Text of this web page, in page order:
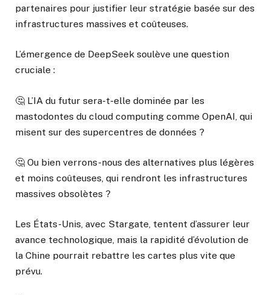
partenaires pour justifier leur stratégie basée sur des
infrastructures massives et coûteuses.
L’émergence de DeepSeek soulève une question
cruciale :
🤔 L’IA du futur sera-t-elle dominée par les
mastodontes du cloud computing comme OpenAI, qui
misent sur des supercentres de données ?
🤔 Ou bien verrons-nous des alternatives plus légères
et moins coûteuses, qui rendront les infrastructures
massives obsolètes ?
Les États-Unis, avec Stargate, tentent d’assurer leur
avance technologique, mais la rapidité d’évolution de
la Chine pourrait rebattre les cartes plus vite que
prévu.